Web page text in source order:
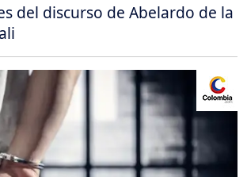
del discurso de Abelardo de la